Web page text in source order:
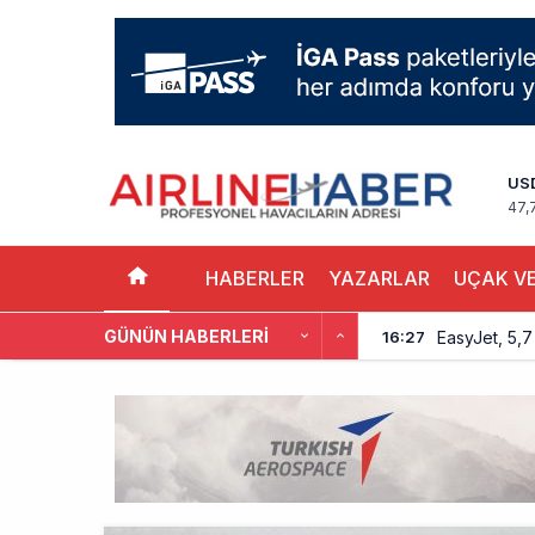
HABERLER YAZARLAR UÇAK
GÜNÜN HABERLERI 16:27 EasyJet, 5,7
AJet
10:00 Airbus